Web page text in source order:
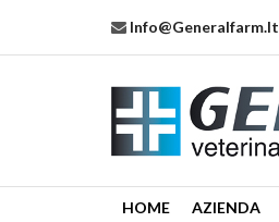
Info@generalfarm.it
HOME AZIENDA